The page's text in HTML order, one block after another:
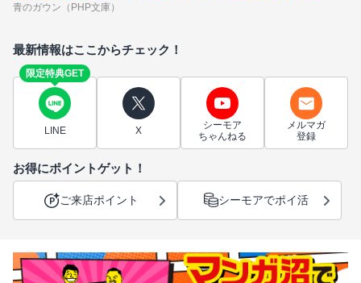
青のガウン（PHP文庫）
最新情報はここからチェック！
限定特典GET
LINE X
シーモア
ちゃんねる
メルマガ
登録
お得にポイントゲット！
ご来店ポイント シーモアでポイ活